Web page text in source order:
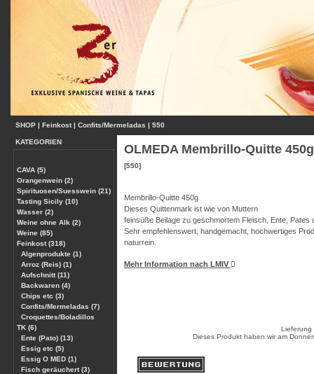
SHOP | Feinkost| Confits/Mermeladas | 550
KATEGORIEN
CAVA (5)
Orangenwein (2)
Spirituosen/Suesswein (21)
Tasting Sicily (10)
Wasser (2)
Weine ohne Alk (2)
Weine (85)
Feinkost (318)
Algenprodukte (1)
Arroz (Reis) (1)
Aufschnitt (11)
Backwaren (4)
Chips etc (3)
Confits/Mermeladas (7)
Croquettes/Boladillos
TK (6)
Ente (Pato) (13)
Essig etc (5)
Essig O MED (1)
Fisch geräuchert (3)
OLMEDA Membrillo-Quitte 450g
[550]
Membrillo-Quitte 450g
Dieses Quittenmark ist wie von Muttern
feinsüße Beilage zu geschmortem Fleisch, Ente, Pates
Sehr empfehlenswert, handgemacht, hochwertiges
naturrein.
Mehr Information nach LMIV
Lieferung
Dieses Produkt haben wir am